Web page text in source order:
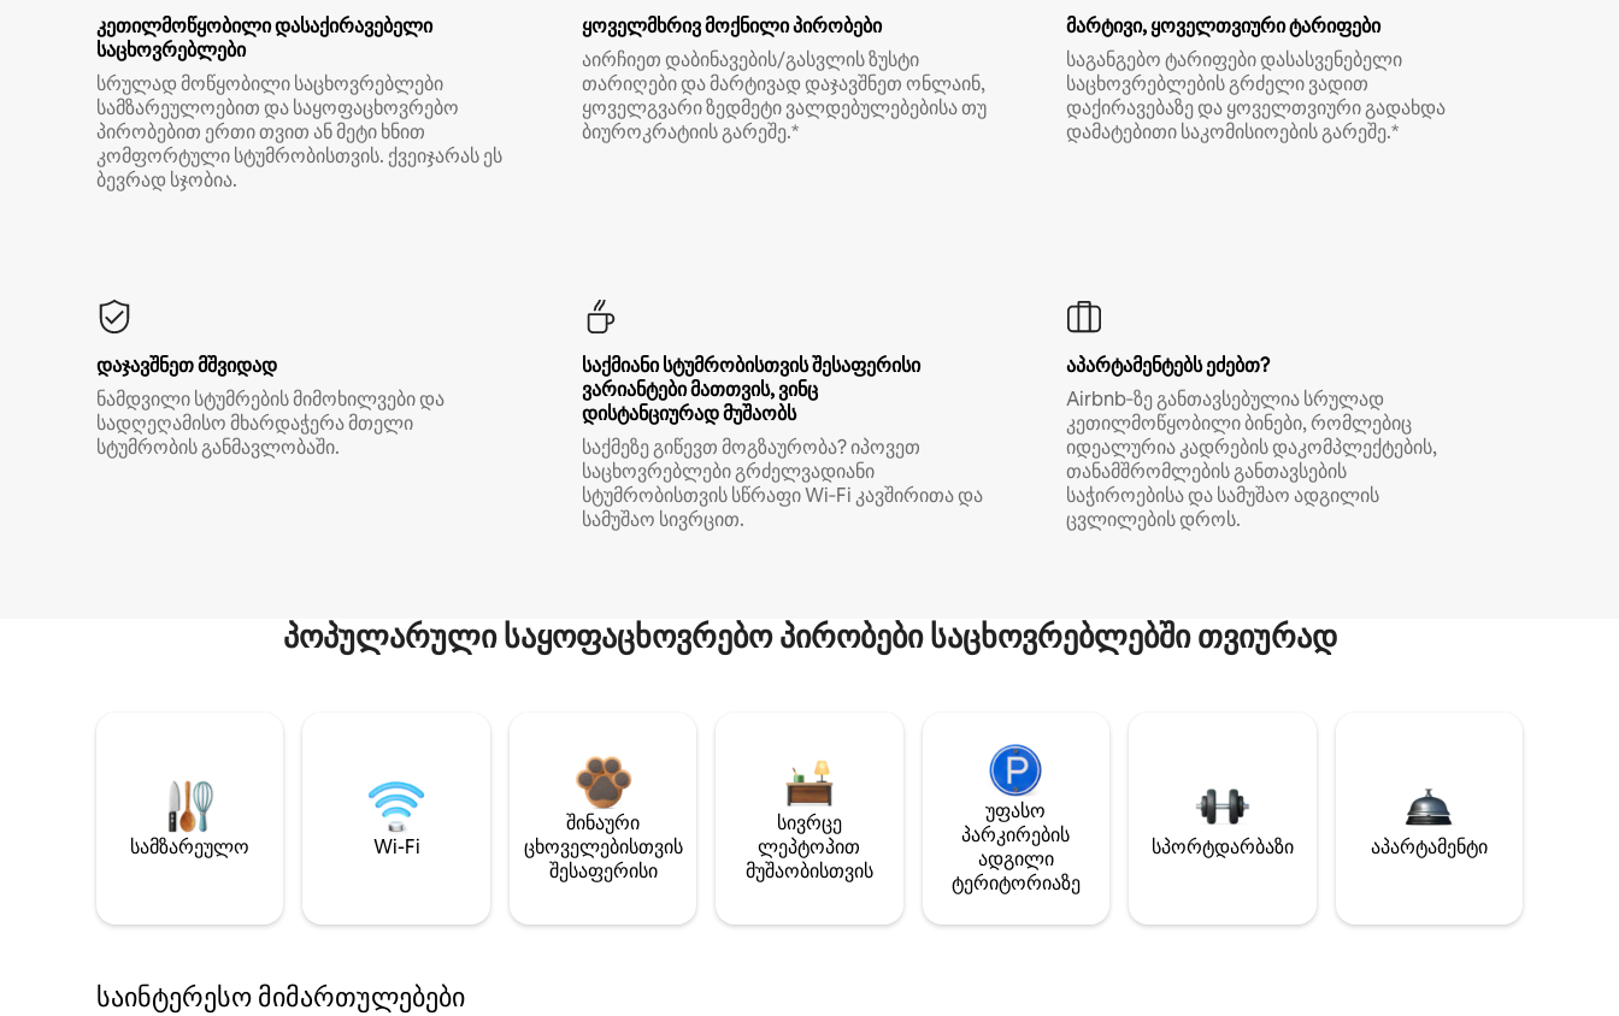
კეთილმოწყობილი დასაქირავებელი
საცხოვრებლები
სრულად მოწყობილი საცხოვრებლები
სამზარეულოებით და საყოფაცხოვრებო
პირობებით ერთი თვით ან მეტი ხნით
კომფორტული სტუმრობისთვის. ქვეიჯარას ეს
ბევრად სჯობია.
ყოველმხრივ მოქნილი პირობები
აირჩიეთ დაბინავების/გასვლის ზუსტი
თარიღები და მარტივად დაჯავშნეთ ონლაინ,
ყოველგვარი ზედმეტი ვალდებულებებისა თუ
ბიუროკრატიის გარეშე.*
მარტივი, ყოველთვიური ტარიფები
საგანგებო ტარიფები დასასვენებელი
საცხოვრებლების გრძელი ვადით
დაქირავებაზე და ყოველთვიური გადახდა
დამატებითი საკომისიოების გარეშე.*
დაჯავშნეთ მშვიდად
ნამდვილი სტუმრების მიმოხილვები და
სადღეღამისო მხარდაჭერა მთელი
სტუმრობის განმავლობაში.
საქმიანი სტუმრობისთვის შესაფერისი
ვარიანტები მათთვის, ვინც
დისტანციურად მუშაობს
საქმეზე გიწევთ მოგზაურობა? იპოვეთ
საცხოვრებლები გრძელვადიანი
სტუმრობისთვის სწრაფი Wi‑Fi კავშირითა და
სამუშაო სივრცით.
აპარტამენტებს ეძებთ?
Airbnb‑ზე განთავსებულია სრულად
კეთილმოწყობილი ბინები, რომლებიც
იდეალურია კადრების დაკომპლექტების,
თანამშრომლების განთავსების
საჭიროებისა და სამუშაო ადგილის
ცვლილების დროს.
პოპულარული საყოფაცხოვრებო პირობები საცხოვრებლებში თვიურად
სამზარეულო Wi-Fi
შინაური
ცხოველებისთვის
შესაფერისი
სივრცე
ლეპტოპით
მუშაობისთვის
უფასო
პარკირების
ადგილი
ტერიტორიაზე
სპორტდარბაზი აპარტამენტი
საინტერესო მიმართულებები